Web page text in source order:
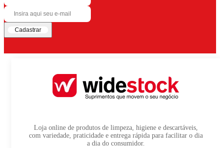
Cadastrar
Loja online de produtos de limpeza, higiene e descartáveis,
com variedade, praticidade e entrega rápida para facilitar o dia
a dia do consumidor.